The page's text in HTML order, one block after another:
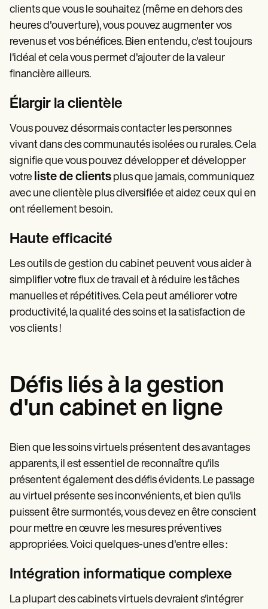
clients que vous le souhaitez (même en dehors des
heures d'ouverture), vous pouvez augmenter vos
revenus et vos bénéfices. Bien entendu, c'est toujours
l'idéal et cela vous permet d'ajouter de la valeur
financière ailleurs.
Élargir la clientèle
Vous pouvez désormais contacter les personnes
vivant dans des communautés isolées ou rurales. Cela
signifie que vous pouvez développer et développer
votre liste de clients plus que jamais, communiquez
avec une clientèle plus diversifiée et aidez ceux qui en
ont réellement besoin.
Haute efficacité
Les outils de gestion du cabinet peuvent vous aider à
simplifier votre flux de travail et à réduire les tâches
manuelles et répétitives. Cela peut améliorer votre
productivité, la qualité des soins et la satisfaction de
vos clients !
Défis liés à la gestion
d'un cabinet en ligne
Bien que les soins virtuels présentent des avantages
apparents, il est essentiel de reconnaître qu'ils
présentent également des défis évidents. Le passage
au virtuel présente ses inconvénients, et bien qu'ils
puissent être surmontés, vous devez en être conscient
pour mettre en œuvre les mesures préventives
appropriées. Voici quelques-unes d'entre elles :
Intégration informatique complexe
La plupart des cabinets virtuels devraient s'intégrer